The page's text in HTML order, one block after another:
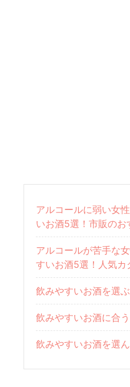
アルコールに弱い女
いお酒5選！市販のお
アルコールが苦手な
すいお酒5選！人気カ
飲みやすいお酒を選
飲みやすいお酒に合
飲みやすいお酒を選